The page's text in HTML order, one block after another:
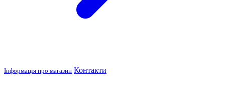
Інформація про магазин Контакти